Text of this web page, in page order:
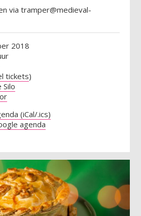
via tramper@medieval-
2018
tickets)
Silo
(iCal/.ics)
agenda